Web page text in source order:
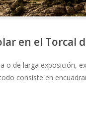
en el Torcal
de larga exposición,
consiste en